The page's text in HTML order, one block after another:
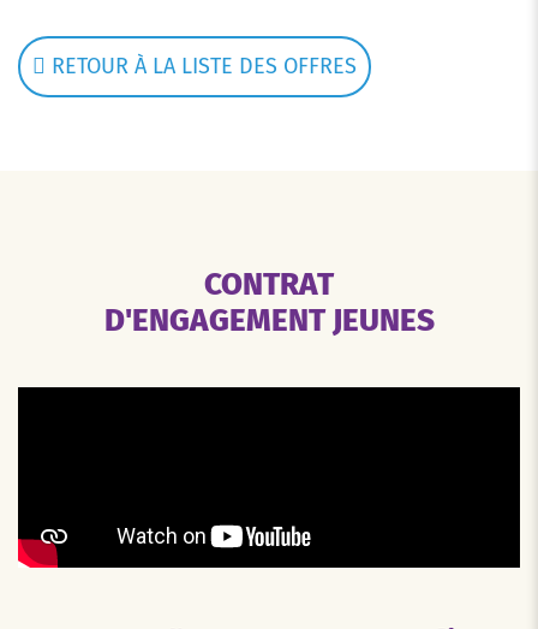
RETOUR À LA LISTE DES OFFRES
CONTRAT
D'ENGAGEMENT JEUNES